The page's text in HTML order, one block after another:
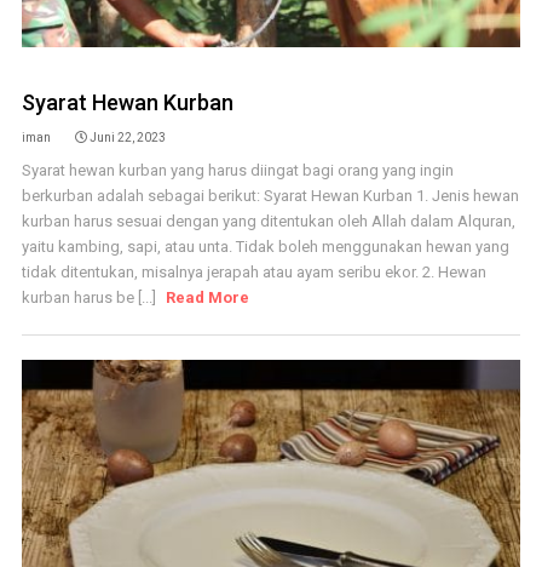
Syarat Hewan Kurban
iman Juni 22, 2023
Syarat hewan kurban yang harus diingat bagi orang yang ingin
berkurban adalah sebagai berikut: Syarat Hewan Kurban 1. Jenis hewan
kurban harus sesuai dengan yang ditentukan oleh Allah dalam Alquran,
yaitu kambing, sapi, atau unta. Tidak boleh menggunakan hewan yang
tidak ditentukan, misalnya jerapah atau ayam seribu ekor. 2. Hewan
kurban harus be [...]
Read More